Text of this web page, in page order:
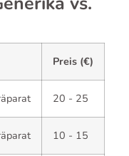
Preis (€)
20 - 25
10 - 15